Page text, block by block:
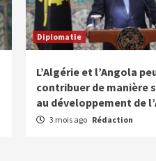
Diplomatie
L’Algérie et l’Angola
contribuer de manière
au développement de
3 mois ago Rédaction